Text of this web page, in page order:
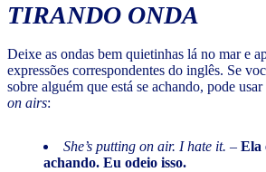
TIRANDO ONDA
Deixe as ondas bem quietinhas lá no mar e
expressões correspondentes do inglês. Se
sobre alguém que está se achando, pode usar
on airs:
She’s putting on air. I hate it. – Ela
achando. Eu odeio isso.